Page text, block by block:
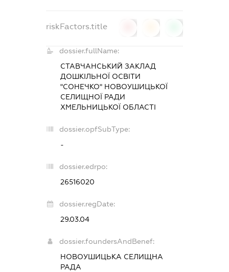
riskFactors.title
dossier.fullName:
СТАВЧАНСЬКИЙ ЗАКЛАД
ДОШКІЛЬНОЇ ОСВІТИ
"СОНЕЧКО" НОВОУШИЦЬКОЇ
СЕЛИЩНОЇ РАДИ
ХМЕЛЬНИЦЬКОЇ ОБЛАСТІ
dossier.opfSubType:
-
dossier.edrpo:
26516020
dossier.regDate:
29.03.04
dossier.foundersAndBenef:
НОВОУШИЦЬКА СЕЛИЩНА
РАДА